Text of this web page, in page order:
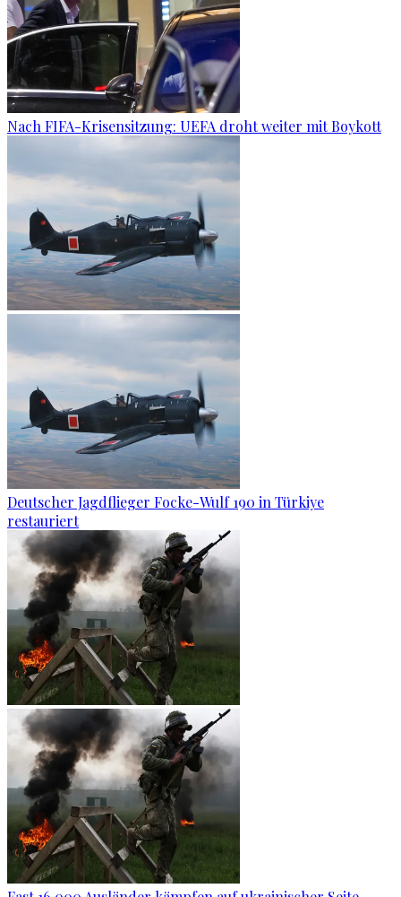
Nach FIFA-Krisensitzung: UEFA droht weiter mit Boykott
Deutscher Jagdflieger Focke-Wulf 190 in Türkiye
restauriert